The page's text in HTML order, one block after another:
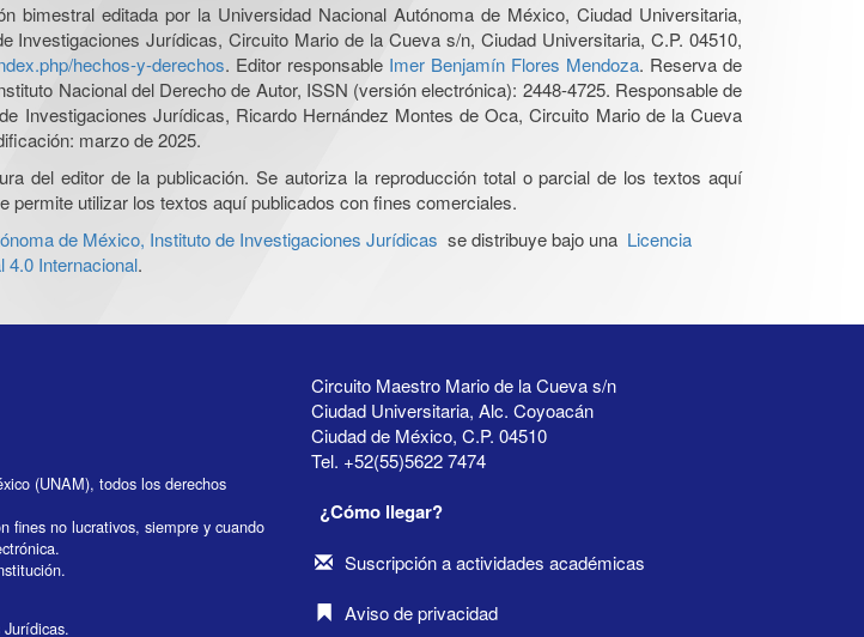
bimestral editada por la Universidad Nacional Autónoma de México, Ciudad Universitaria,
Jurídicas, Circuito Mario de la Cueva s/n, Ciudad Universitaria, C.P. 04510,
hechos-y-derechos. Editor responsable Imer Benjamín Flores Mendoza. Reserva de
Nacional del Derecho de Autor, ISSN (versión electrónica): 2448-4725. Responsable de
Investigaciones Jurídicas, Ricardo Hernández Montes de Oca, Circuito Mario de la Cueva
marzo de 2025.
del editor de la publicación. Se autoriza la reproducción total o parcial de los textos aquí
utilizar los textos aquí publicados con fines comerciales.
de México, Instituto de Investigaciones Jurídicas se distribuye bajo una Licencia
Internacional.
(UNAM), todos los derechos
fines no lucrativos, siempre y cuando
Circuito Maestro Mario de la Cueva s/n
Ciudad Universitaria, Alc. Coyoacán
Ciudad de México, C.P. 04510
Tel. +52(55)5622 7474
¿Cómo llegar?
Suscripción a actividades académicas
Aviso de privacidad